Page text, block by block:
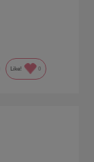
そうと思いま
Like! 0